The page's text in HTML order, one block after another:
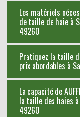
Les matériels
de taille de haie à
49260
Pratiquez la taille
prix abordables à
La capacité de
la taille des haies
49260